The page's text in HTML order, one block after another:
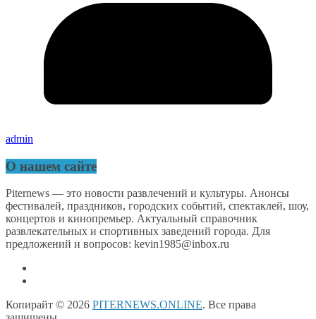
admin
О нашем сайте
Piternews — это новости развлечений и культуры. Анонсы
фестивалей, праздников, городских событий, спектаклей, шоу,
концертов и кинопремьер. Актуальный справочник
развлекательных и спортивных заведений города. Для
предложений и вопросов: kevin1985@inbox.ru
Копирайт © 2026 PITERNEWS.ONLINE. Все права